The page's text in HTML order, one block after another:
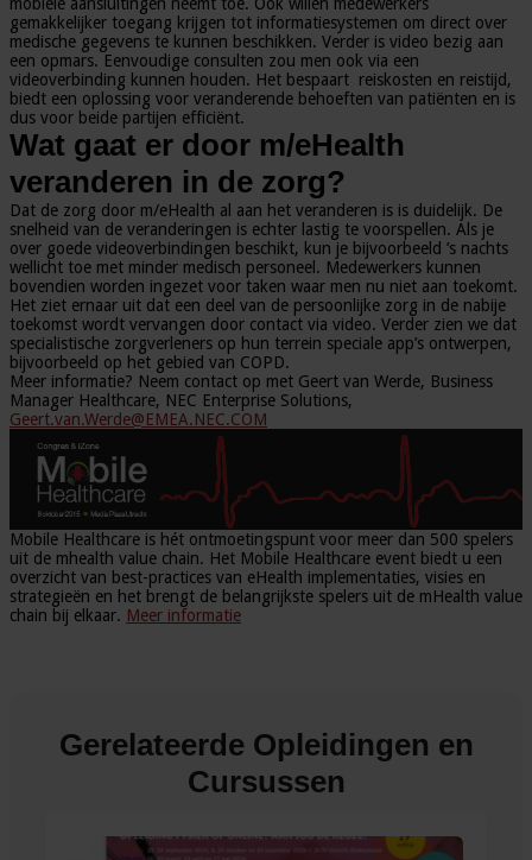
gemakkelijker toegang krijgen tot informatiesystemen om direct over
medische gegevens te kunnen beschikken. Verder is video bezig aan
een opmars. Eenvoudige consulten zou men ook via een
videoverbinding kunnen houden. Het bespaart reiskosten en reistijd,
biedt een oplossing voor veranderende behoeften van patiënten en is
dus voor beide partijen efficiënt.
Wat gaat er door m/eHealth
veranderen in de zorg?
Dat de zorg door m/eHealth al aan het veranderen is is duidelijk. De
snelheid van de veranderingen is echter lastig te voorspellen. Als je
over goede videoverbindingen beschikt, kun je bijvoorbeeld ’s nachts
wellicht toe met minder medisch personeel. Medewerkers kunnen
bovendien worden ingezet voor taken waar men nu niet aan toekomt.
Het ziet ernaar uit dat een deel van de persoonlijke zorg in de nabije
toekomst wordt vervangen door contact via video. Verder zien we dat
specialistische zorgverleners op hun terrein speciale app’s ontwerpen,
bijvoorbeeld op het gebied van COPD.
Meer informatie? Neem contact op met Geert van Werde, Business
Manager Healthcare, NEC Enterprise Solutions,
Geert.van.Werde@EMEA.NEC.COM
Mobile Healthcare is hét ontmoetingspunt voor meer dan 500 spelers
uit de mhealth value chain. Het Mobile Healthcare event biedt u een
overzicht van best-practices van eHealth implementaties, visies en
strategieën en het brengt de belangrijkste spelers uit de mHealth value
chain bij elkaar. Meer informatie
Gerelateerde Opleidingen en
Cursussen